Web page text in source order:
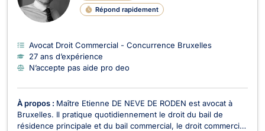
Répond rapidement
Avocat Droit Commercial - Concurrence Bruxelles
27 ans d’expérience
N’accepte pas aide pro deo
À propos : Maître Etienne DE NEVE DE RODEN est avocat à
Bruxelles. Il pratique quotidiennement le droit du bail de
résidence principale et du bail commercial, le droit commercial,